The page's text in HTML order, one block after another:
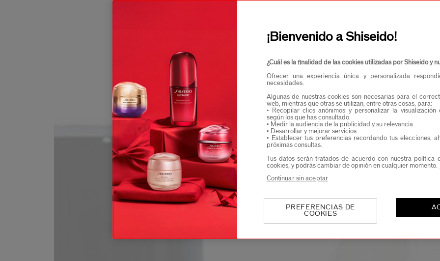
Podrás acceder en exclusiva a nuevos
¡Bienvenido a Shiseido!
¿Cuál es la finalidad de las cookies utilizadas por Shiseido y
Ofrecer una experiencia única y personalizada
necesidades.
Algunas de nuestras cookies son necesarias para el
web, mientras que otras se utilizan, entre otras cosas, para:
• Recopilar clics anónimos y personalizar la visualización
según los que has consultado.
• Medir la audiencia de la publicidad y su relevancia.
• Desarrollar y mejorar servicios.
• Establecer tus preferencias recordando tus elecciones,
próximas consultas.
Tus datos serán tratados de acuerdo con nuestra política
cookies, y podrás cambiar de opinión en cualquier momento.
PREFERENCIAS DE
COOKIES
Continuar sin aceptar